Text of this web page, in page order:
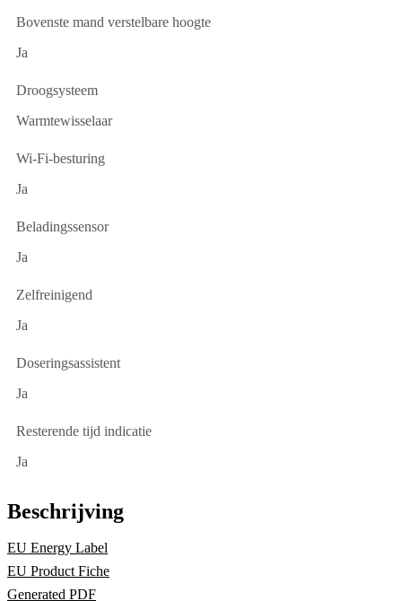
Bovenste mand verstelbare hoogte
Ja
Droogsysteem
Warmtewisselaar
Wi-Fi-besturing
Ja
Beladingssensor
Ja
Zelfreinigend
Ja
Doseringsassistent
Ja
Resterende tijd indicatie
Ja
Beschrijving
EU Energy Label
EU Product Fiche
Generated PDF